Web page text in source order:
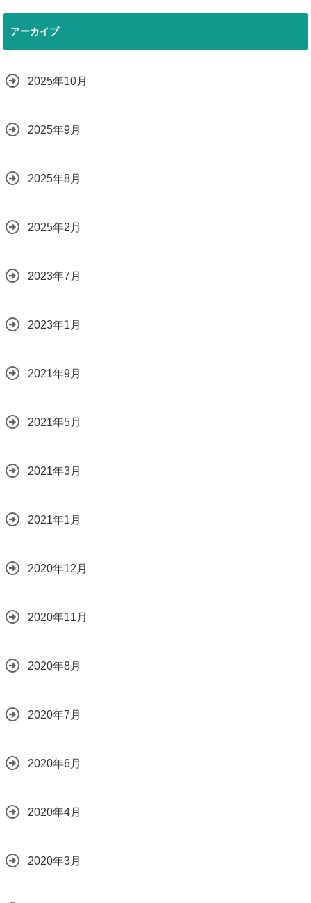
アーカイブ
2025年10月
2025年9月
2025年8月
2025年2月
2023年7月
2023年1月
2021年9月
2021年5月
2021年3月
2021年1月
2020年12月
2020年11月
2020年8月
2020年7月
2020年6月
2020年4月
2020年3月